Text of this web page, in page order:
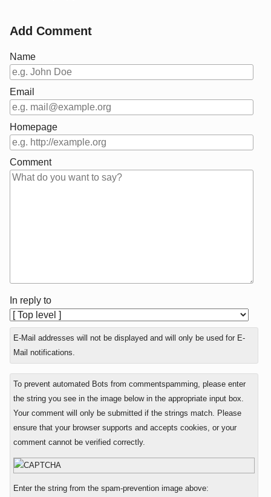
Add Comment
Name
Email
Homepage
Comment
In reply to
E-Mail addresses will not be displayed and will only be used for E-
Mail notifications.
To prevent automated Bots from commentspamming, please enter
the string you see in the image below in the appropriate input box.
Your comment will only be submitted if the strings match. Please
ensure that your browser supports and accepts cookies, or your
comment cannot be verified correctly.
Enter the string from the spam-prevention image above: